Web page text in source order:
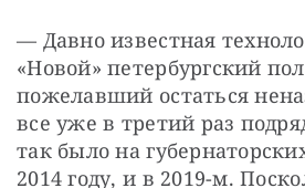
— Давно известная
«Новой» петербургский
пожелавший остаться
все уже в третий раз
так было на
2014 году, и в 2019-м.